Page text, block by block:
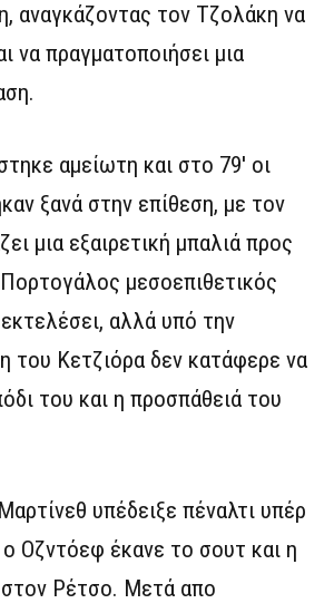
αναγκάζοντας τον Τζολάκη να
να πραγματοποιήσει μια
αμείωτη και στο 79′ οι
ξανά στην επίθεση, με τον
μια εξαιρετική μπαλιά προς
μεσοεπιθετικός
αλλά υπό την
του Κετζιόρα δεν κατάφερε να
του και η προσπάθειά του
υπέδειξε πέναλτι υπέρ
Οζντόεφ έκανε το σουτ και η
Ρέτσο. Μετά απο